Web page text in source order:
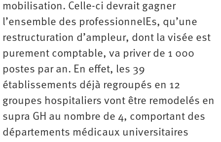
mobilisation. Celle-ci devrait gagner
l’ensemble des professionnelEs, qu’une
restructuration d’ampleur, dont la visée est
purement comptable, va priver de 1 000
postes par an. En effet, les 39
établissements déjà regroupés en 12
groupes hospitaliers vont être remodelés en
supra GH au nombre de 4, comportant des
départements médicaux universitaires